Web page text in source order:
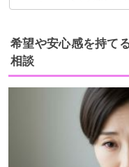
希望や安心感を持て
相談